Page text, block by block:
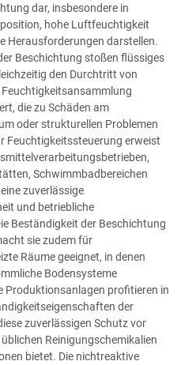
dar, insbesondere in
hohe Luftfeuchtigkeit
Herausforderungen darstellen.
Beschichtung stoßen flüssiges
den Durchtritt von
die zu Schäden am
oder strukturellen Problemen
Feuchtigkeitssteuerung erweist
Schwimmbadbereichen
zuverlässige
und betriebliche
Beständigkeit der Beschichtung
sie zudem für
Räume geeignet, in denen
Bodensysteme
Produktionsanlagen profitieren in
der
zuverlässigen Schutz vor
Reinigungschemikalien
bietet. Die nichtreaktive